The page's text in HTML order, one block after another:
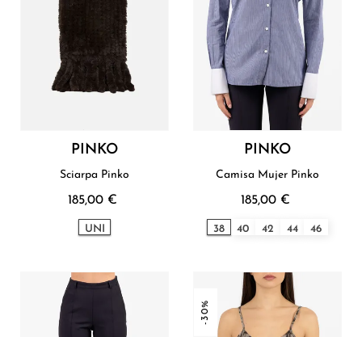
PINKO
Sciarpa Pinko
185,00 €
UNI
PINKO
Camisa Mujer Pinko
185,00 €
38 40 42 44 46
-30%